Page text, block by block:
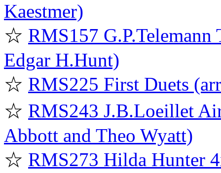
Kaestmer)
☆ RMS157
Edgar H.Hunt)
☆ RMS225 First Duets
☆ RMS243 J.B.Loeillet
Abbott and Theo Wyatt)
☆ RMS273 Hilda Hunter